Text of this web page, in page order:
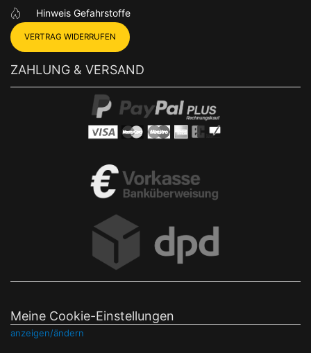
Hinweis Gefahrstoffe
VERTRAG WIDERRUFEN
ZAHLUNG & VERSAND
Meine Cookie-Einstellungen
anzeigen/ändern